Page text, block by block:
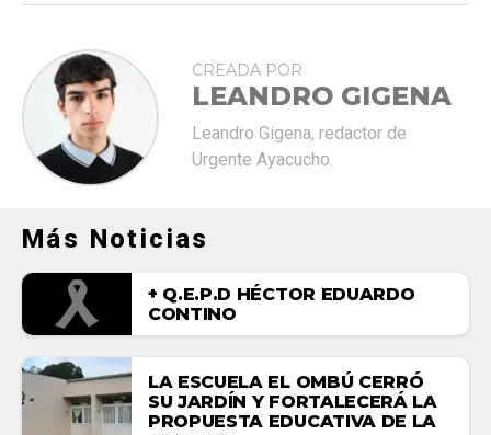
CREADA POR
LEANDRO GIGENA
Leandro Gigena, redactor de
Urgente Ayacucho.
Más Noticias
+ Q.E.P.D HÉCTOR EDUARDO
CONTINO
LA ESCUELA EL OMBÚ CERRÓ
SU JARDÍN Y FORTALECERÁ LA
PROPUESTA EDUCATIVA DE LA